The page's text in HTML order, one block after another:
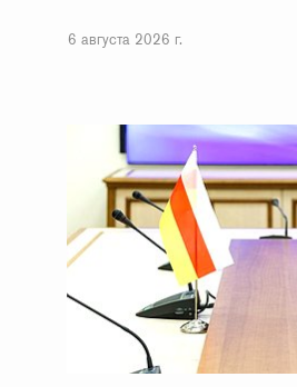
6 августа 2026 г.